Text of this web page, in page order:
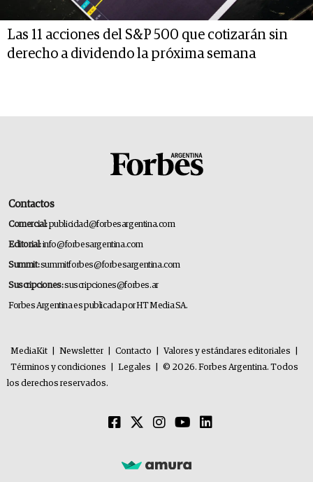
Las 11 acciones del S&P 500 que cotizarán sin
derecho a dividendo la próxima semana
Contactos
Comercial:publicidad@forbesargentina.com
Editorial:info@forbesargentina.com
Summit:summitforbes@forbesargentina.com
Suscripciones:suscripciones@forbes.ar
Forbes Argentina es publicada por HT Media SA.
MediaKit Newsletter Contacto Valores y estándares editoriales
Términos y condiciones
Legales
© 2026. Forbes Argentina. Todos
los derechos reservados.